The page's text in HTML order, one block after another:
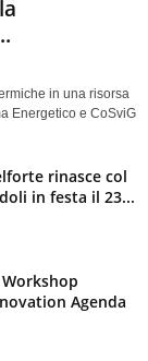
in una risorsa
Energetico e CoSviG
rinasce col
in festa il 23...
Workshop
Agenda